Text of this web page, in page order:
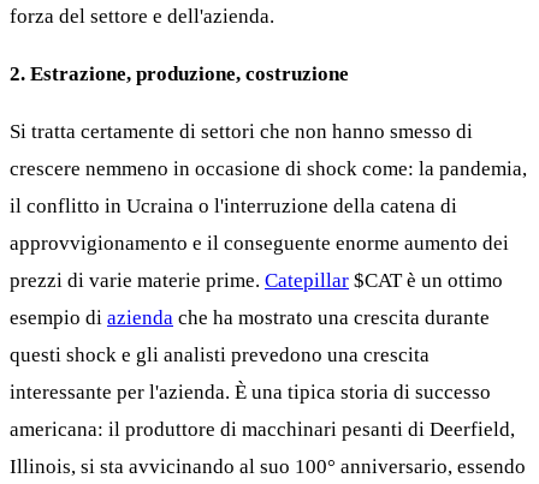
forza del settore e dell'azienda.
2. Estrazione, produzione, costruzione
Si tratta certamente di settori che non hanno smesso di
crescere nemmeno in occasione di shock come: la pandemia,
il conflitto in Ucraina o l'interruzione della catena di
approvvigionamento e il conseguente enorme aumento dei
prezzi di varie materie prime. Catepillar $CATè un ottimo
esempio di azienda che ha mostrato una crescita durante
questi shock e gli analisti prevedono una crescita
interessante per l'azienda. È una tipica storia di successo
americana: il produttore di macchinari pesanti di Deerfield,
Illinois, si sta avvicinando al suo 100° anniversario, essendo